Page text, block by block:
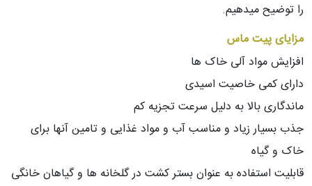
را توضیح میدهیم.
مزایای پیت ماس
افزایش مواد آلی خاک ها
دارای کمی خاصیت اسیدی
ماندگاری بالا به دلیل سرعت تجزیه کم
جذب بسیار زیاد و مناسب آب و مواد غذایی و تامین آنها برای
خاک و گیاه
قابلیت استفاده به عنوان بستر کشت در گلخانه ها و گیاهان خانگی